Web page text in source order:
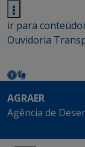
ir para conteúdo
Ouvidoria
AGRAER
Agência de